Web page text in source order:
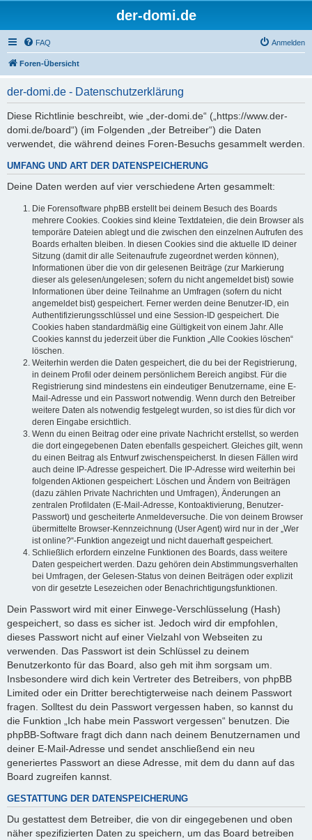
der-domi.de
FAQ Anmelden
Foren-Übersicht
der-domi.de - Datenschutzerklärung
Diese Richtlinie beschreibt, wie „der-domi.de“ („https://www.der-
domi.de/board“) (im Folgenden „der Betreiber“) die Daten
verwendet, die während deines Foren-Besuchs gesammelt werden.
UMFANG UND ART DER DATENSPEICHERUNG
Deine Daten werden auf vier verschiedene Arten gesammelt:
Die Forensoftware phpBB erstellt bei deinem Besuch des Boards
mehrere Cookies. Cookies sind kleine Textdateien, die dein Browser als
temporäre Dateien ablegt und die zwischen den einzelnen Aufrufen des
Boards erhalten bleiben. In diesen Cookies sind die aktuelle ID deiner
Sitzung (damit dir alle Seitenaufrufe zugeordnet werden können),
Informationen über die von dir gelesenen Beiträge (zur Markierung
dieser als gelesen/ungelesen; sofern du nicht angemeldet bist) sowie
Informationen über deine Teilnahme an Umfragen (sofern du nicht
angemeldet bist) gespeichert. Ferner werden deine Benutzer-ID, ein
Authentifizierungsschlüssel und eine Session-ID gespeichert. Die
Cookies haben standardmäßig eine Gültigkeit von einem Jahr. Alle
Cookies kannst du jederzeit über die Funktion „Alle Cookies löschen“
löschen.
Weiterhin werden die Daten gespeichert, die du bei der Registrierung,
in deinem Profil oder deinem persönlichem Bereich angibst. Für die
Registrierung sind mindestens ein eindeutiger Benutzername, eine E-
Mail-Adresse und ein Passwort notwendig. Wenn durch den Betreiber
weitere Daten als notwendig festgelegt wurden, so ist dies für dich vor
deren Eingabe ersichtlich.
Wenn du einen Beitrag oder eine private Nachricht erstellst, so werden
die dort eingegebenen Daten ebenfalls gespeichert. Gleiches gilt, wenn
du einen Beitrag als Entwurf zwischenspeicherst. In diesen Fällen wird
auch deine IP-Adresse gespeichert. Die IP-Adresse wird weiterhin bei
folgenden Aktionen gespeichert: Löschen und Ändern von Beiträgen
(dazu zählen Private Nachrichten und Umfragen), Änderungen an
zentralen Profildaten (E-Mail-Adresse, Kontoaktivierung, Benutzer-
Passwort) und gescheiterte Anmeldeversuche. Die von deinem Browser
übermittelte Browser-Kennzeichnung (User Agent) wird nur in der „Wer
ist online?“-Funktion angezeigt und nicht dauerhaft gespeichert.
Schließlich erfordern einzelne Funktionen des Boards, dass weitere
Daten gespeichert werden. Dazu gehören dein Abstimmungsverhalten
bei Umfragen, der Gelesen-Status von deinen Beiträgen oder explizit
von dir gesetzte Lesezeichen oder Benachrichtigungsfunktionen.
Dein Passwort wird mit einer Einwege-Verschlüsselung (Hash)
gespeichert, so dass es sicher ist. Jedoch wird dir empfohlen,
dieses Passwort nicht auf einer Vielzahl von Webseiten zu
verwenden. Das Passwort ist dein Schlüssel zu deinem
Benutzerkonto für das Board, also geh mit ihm sorgsam um.
Insbesondere wird dich kein Vertreter des Betreibers, von phpBB
Limited oder ein Dritter berechtigterweise nach deinem Passwort
fragen. Solltest du dein Passwort vergessen haben, so kannst du
die Funktion „Ich habe mein Passwort vergessen“ benutzen. Die
phpBB-Software fragt dich dann nach deinem Benutzernamen und
deiner E-Mail-Adresse und sendet anschließend ein neu
generiertes Passwort an diese Adresse, mit dem du dann auf das
Board zugreifen kannst.
GESTATTUNG DER DATENSPEICHERUNG
Du gestattest dem Betreiber, die von dir eingegebenen und oben
näher spezifizierten Daten zu speichern, um das Board betreiben